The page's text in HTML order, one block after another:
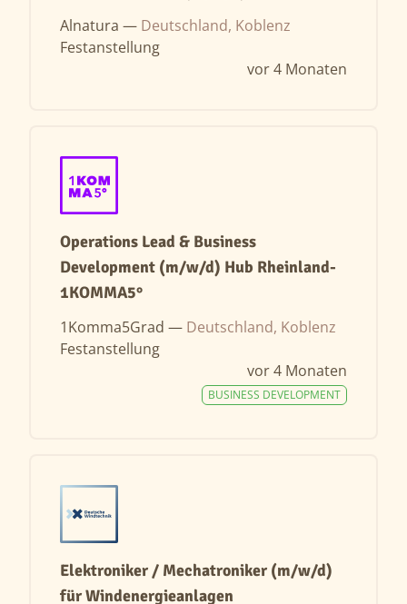
Alnatura — Deutschland, Koblenz
Festanstellung
vor 4 Monaten
Operations Lead & Business
Development (m/w/d) Hub Rheinland-
1KOMMA5°
1Komma5Grad — Deutschland, Koblenz
Festanstellung
vor 4 Monaten
BUSINESS DEVELOPMENT
Elektroniker / Mechatroniker (m/w/d)
für Windenergieanlagen